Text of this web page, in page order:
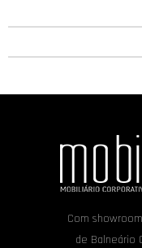
Com
de Balneário